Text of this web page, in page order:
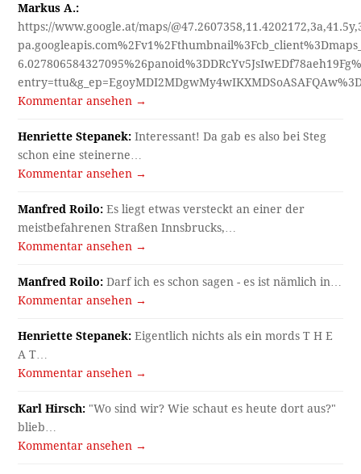
Markus A.:
https://www.google.at/maps/
Kommentar ansehen →
Henriette Stepanek: Interessant! Da gab es also bei Steg
schon eine steinerne…
Kommentar ansehen →
Manfred Roilo: Es liegt etwas versteckt an einer der
meistbefahrenen Straßen Innsbrucks,…
Kommentar ansehen →
Manfred Roilo: Darf ich es schon sagen - es ist nämlich in…
Kommentar ansehen →
Henriette Stepanek: Eigentlich nichts als ein mords T H E
A T…
Kommentar ansehen →
Karl Hirsch: "Wo sind wir? Wie schaut es heute dort aus?"
blieb…
Kommentar ansehen →